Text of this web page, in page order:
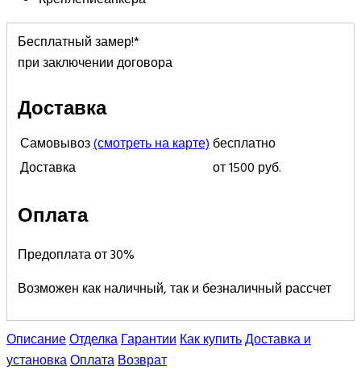
Бесплатный замер!*
при заключении договора
Доставка
Самовывоз(смотреть на карте)бесплатно
Доставка
от 1500 руб.
Оплата
Предоплата от 30%
Возможен как наличный, так и безналичный рассчет
ОписаниеОтделкаГарантииКак купитьДоставка и
установкаОплатаВозврат